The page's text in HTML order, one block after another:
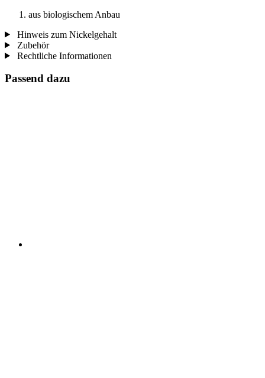
aus biologischem Anbau
Hinweis zum Nickelgehalt
Zubehör
Rechtliche Informationen
Passend dazu